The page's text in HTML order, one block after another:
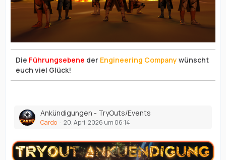
Die Führungsebene der Engineering Company wünscht
euch viel Glück!
Ankündigungen - TryOuts/Events
Cardo 20. April 2026 um 06:14